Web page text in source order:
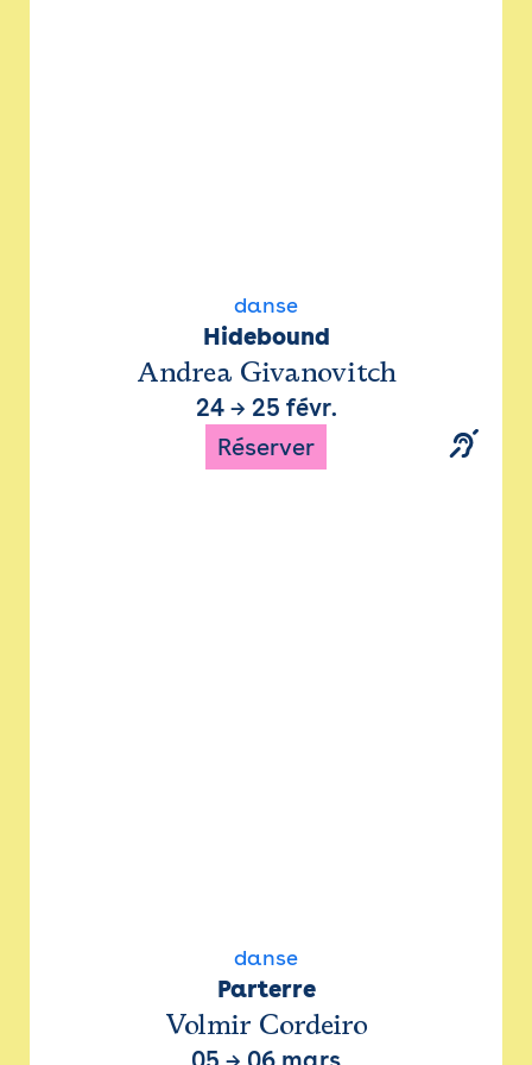
danse
Hidebound
Andrea Givanovitch
24→ 25 févr.
Réserver
danse
Parterre
Volmir Cordeiro